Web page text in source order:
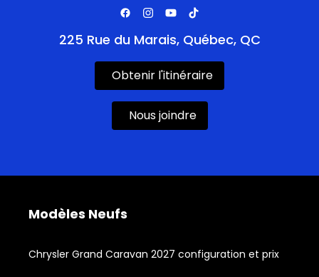
225 Rue du Marais, Québec, QC
Obtenir l'itinéraire
Nous joindre
Modèles Neufs
Chrysler Grand Caravan 2027 configuration et prix